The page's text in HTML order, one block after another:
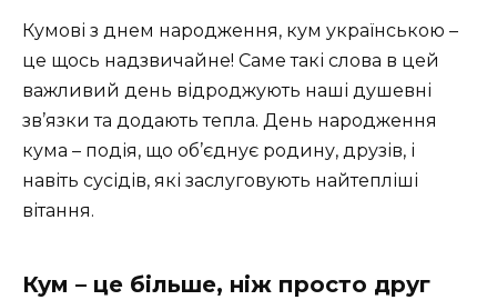
Кумові з днем народження, кум українською –
це щось надзвичайне! Саме такі слова в цей
важливий день відроджують наші душевні
зв’язки та додають тепла. День народження
кума – подія, що об’єднує родину, друзів, і
навіть сусідів, які заслуговують найтепліші
вітання.
Кум – це більше, ніж просто друг